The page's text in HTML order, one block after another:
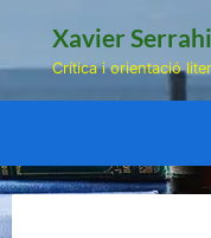
Xavier
Crítica i orientació